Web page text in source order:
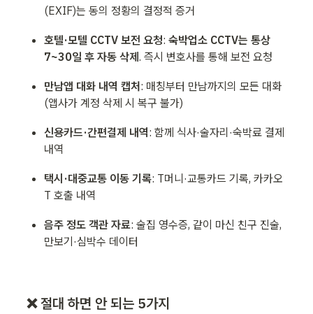
(EXIF)는 동의 정황의 결정적 증거
호텔·모텔 CCTV 보전 요청: 숙박업소 CCTV는 통상
7~30일 후 자동 삭제. 즉시 변호사를 통해 보전 요청
만남앱 대화 내역 캡처: 매칭부터 만남까지의 모든 대화
(앱사가 계정 삭제 시 복구 불가)
신용카드·간편결제 내역: 함께 식사·술자리·숙박료 결제
내역
택시·대중교통 이동 기록: T머니·교통카드 기록, 카카오
T 호출 내역
음주 정도 객관 자료: 술집 영수증, 같이 마신 친구 진술,
만보기·심박수 데이터
❌ 절대 하면 안 되는 5가지